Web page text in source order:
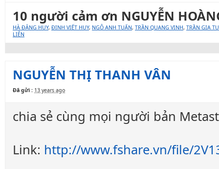
10 người cảm ơn NGUYỄN
HÀ ĐĂNG HUY, ĐINH VIẾT HUY, NGÔ ANH TUẤN, TRẦN QUANG VINH, TRẦN GIA
LIÊN
NGUYỄN THỊ THANH VÂN
Đã gửi : 13 years ago
chia sẻ cùng mọi người bản
Link: http://www.fshare.vn/file/